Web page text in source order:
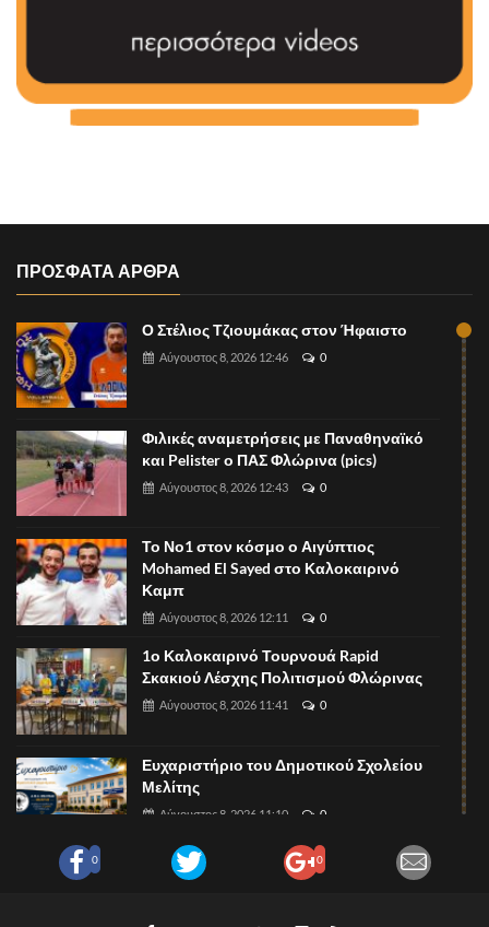
0 0
ΠΡΟΣΦΑΤΑ ΑΡΘΡΑ
Ο Στέλιος Τζιουμάκας στον Ήφαιστο
Αύγουστος 8, 2026 12:46 0
Φιλικές αναμετρήσεις με Παναθηναϊκό
και Pelister ο ΠΑΣ Φλώρινα (pics)
Αύγουστος 8, 2026 12:43 0
Το Νο1 στον κόσμο ο Αιγύπτιος
Mohamed El Sayed στο Καλοκαιρινό
Καμπ
Αύγουστος 8, 2026 12:11 0
1ο Καλοκαιρινό Τουρνουά Rapid
Σκακιού Λέσχης Πολιτισμού Φλώρινας
Αύγουστος 8, 2026 11:41 0
Ευχαριστήριο του Δημοτικού Σχολείου
Μελίτης
Αύγουστος 8, 2026 11:10 0
Πυθαγόρειο: Οι εγγραφές συνεχίζονται!